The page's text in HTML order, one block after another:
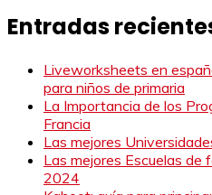
Entradas
Liveworksheets en
para niños de primaria
La Importancia de los
Francia
Las mejores
Las mejores Escuelas de
2024